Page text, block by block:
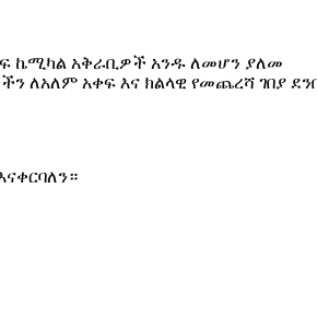
ኬሚካል አቅራቢዎች አንዱ ለመሆን ያለመ
ለአለም አቀፍ እና ክልላዊ የመጨረሻ ገበያ